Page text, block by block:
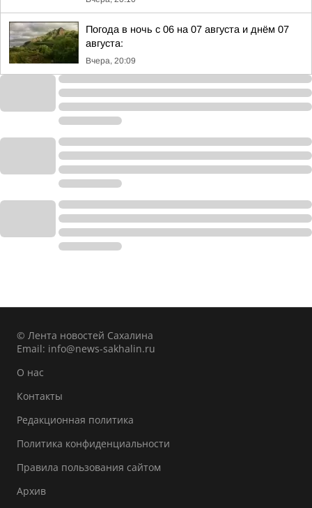
Погода в ночь с 06 на 07 августа и днём 07
августа:
Вчера, 20:09
© Лента новостей Сахалина
Email: info@news-sakhalin.ru
О нас
Контакты
Редакционная политика
Политика конфиденциальности
Правила пользования сайтом
Архив